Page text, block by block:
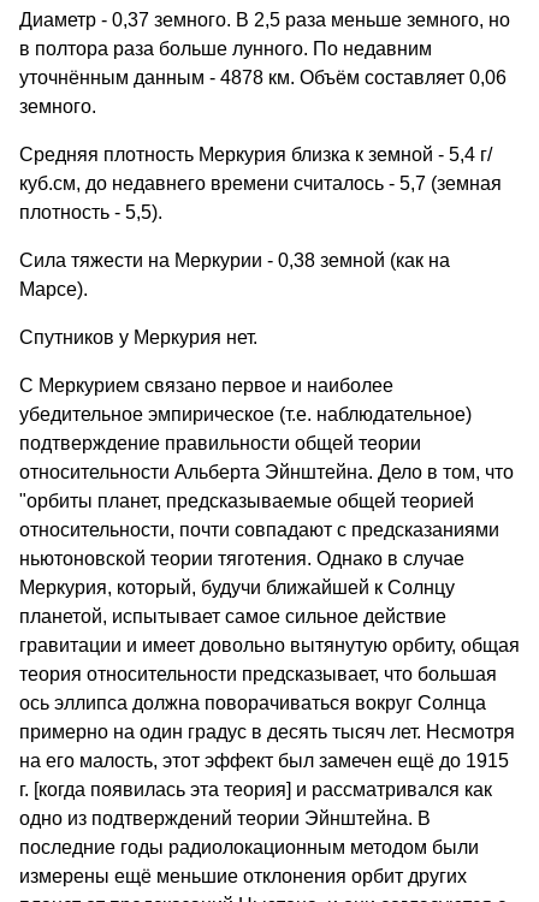
Диаметр - 0,37 земного. В 2,5 раза меньше земного, но
в полтора раза больше лунного. По недавним
уточнённым данным - 4878 км. Объём составляет 0,06
земного.
Средняя плотность Меркурия близка к земной - 5,4 г/
куб.см, до недавнего времени считалось - 5,7 (земная
плотность - 5,5).
Сила тяжести на Меркурии - 0,38 земной (как на
Марсе).
Спутников у Меркурия нет.
С Меркурием связано первое и наиболее
убедительное эмпирическое (т.е. наблюдательное)
подтверждение правильности общей теории
относительности Альберта Эйнштейна. Дело в том, что
"орбиты планет, предсказываемые общей теорией
относительности, почти совпадают с предсказаниями
ньютоновской теории тяготения. Однако в случае
Меркурия, который, будучи ближайшей к Солнцу
планетой, испытывает самое сильное действие
гравитации и имеет довольно вытянутую орбиту, общая
теория относительности предсказывает, что большая
ось эллипса должна поворачиваться вокруг Солнца
примерно на один градус в десять тысяч лет. Несмотря
на его малость, этот эффект был замечен ещё до 1915
г. [когда появилась эта теория] и рассматривался как
одно из подтверждений теории Эйнштейна. В
последние годы радиолокационным методом были
измерены ещё меньшие отклонения орбит других